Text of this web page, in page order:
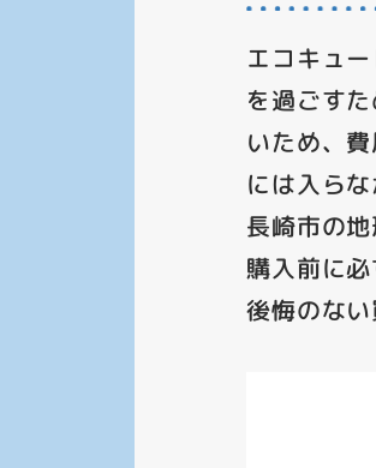
エコキュ
を過ごす
いため、
には入ら
長崎市の
購入前に
後悔のな